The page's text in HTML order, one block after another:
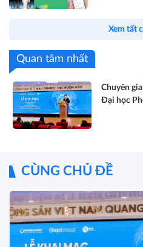
Xem tất
Quan tâm nhất
Chuyên
Đại học
CÙNG CHỦ ĐỀ